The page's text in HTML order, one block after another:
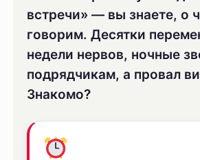
встречи» — вы знаете, о
говорим. Десятки
недели нервов, ночные
подрядчикам, а провал
Знакомо?